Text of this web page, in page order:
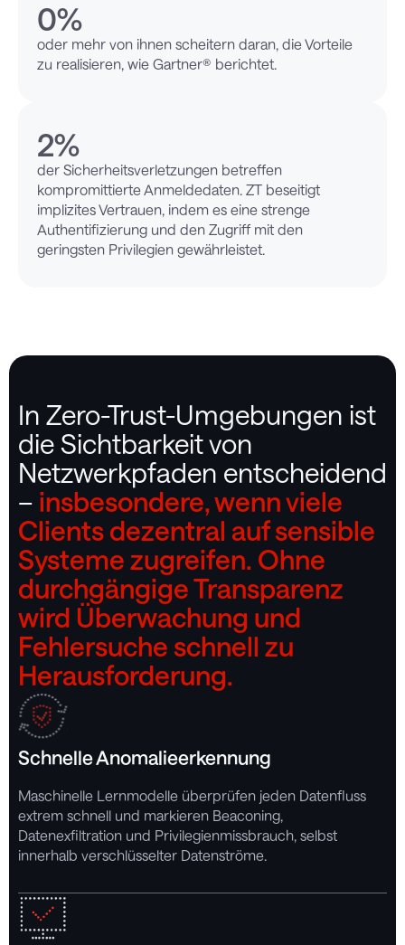
oder mehr von ihnen scheitern daran, die Vorteile
zu realisieren, wie Gartner® berichtet.
0%
der Sicherheitsverletzungen betreffen
kompromittierte Anmeldedaten. ZT beseitigt
implizites Vertrauen, indem es eine strenge
Authentifizierung und den Zugriff mit den
geringsten Privilegien gewährleistet.
2%
In Zero-Trust-Umgebungen ist
die Sichtbarkeit von
Netzwerkpfaden entscheidend
– insbesondere, wenn viele
Clients dezentral auf sensible
Systeme zugreifen. Ohne
durchgängige Transparenz
wird Überwachung und
Fehlersuche schnell zu
Herausforderung.
Schnelle Anomalieerkennung
Maschinelle Lernmodelle überprüfen jeden Datenfluss
extrem schnell und markieren Beaconing,
Datenexfiltration und Privilegienmissbrauch, selbst
innerhalb verschlüsselter Datenströme.